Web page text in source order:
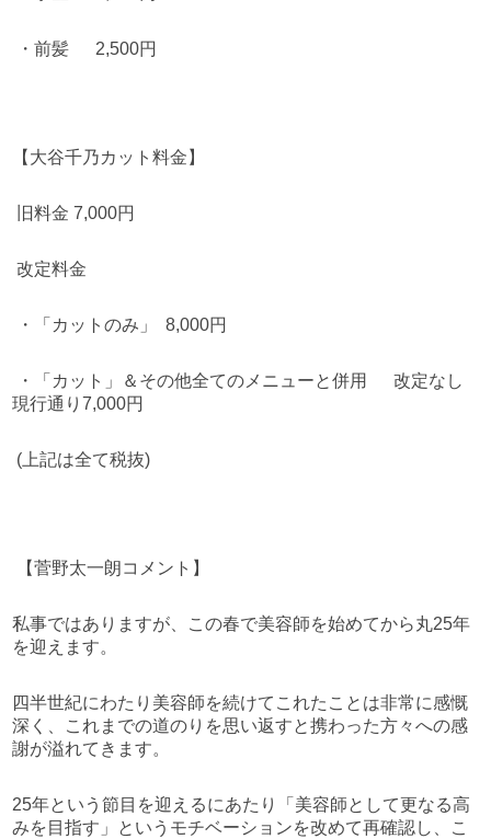
・前髪 2,500円
【大谷千乃カット料金】
旧料金 7,000円
改定料金
・「カットのみ」 8,000円
・ 「カット」＆ その他全てのメニューと併用 改定なし
現行通り7,000円
(上記は全て税抜)
【菅野太一朗コメント】
私事ではありますが、この春で美容師を始めてから丸25年
を迎えます。
四半世紀にわたり美容師を続けてこれたことは非常に感慨
深く、これまでの道のりを思い返すと携わった方々への感
謝が溢れてきます。
25年という節目を迎えるにあたり「美容師として更なる高
みを目指す」というモチベーションを改めて再確認し、こ